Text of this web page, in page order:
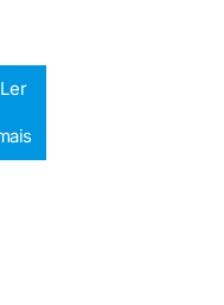
Ler